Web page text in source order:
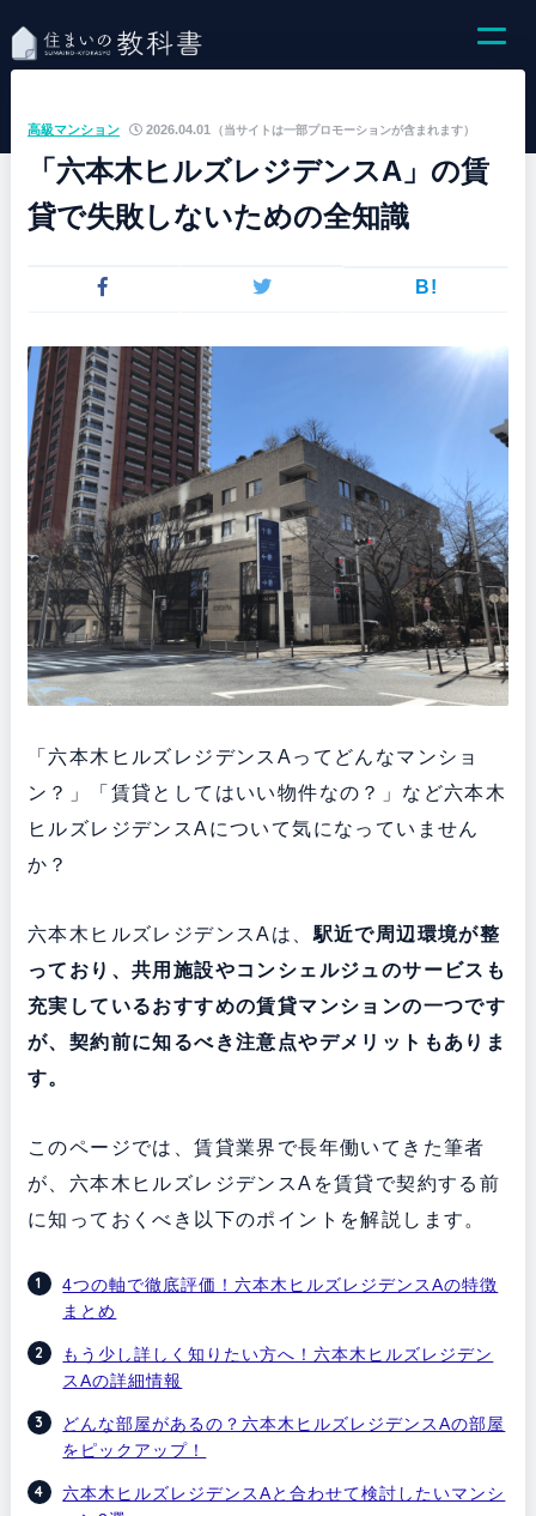
（当サイトは一部プロモーションが含まれます）
高級マンション 2026.04.01
「六本木ヒルズレジデンスA」の賃
貸で失敗しないための全知識
B!
「六本木ヒルズレジデンスAってどんなマンショ
ン？」「賃貸としてはいい物件なの？」など六本木
ヒルズレジデンスAについて気になっていません
か？
六本木ヒルズレジデンスAは、駅近で周辺環境が整
っており、共用施設やコンシェルジュのサービスも
充実しているおすすめの賃貸マンションの一つです
が、契約前に知るべき注意点やデメリットもありま
す。
このページでは、賃貸業界で長年働いてきた筆者
が、六本木ヒルズレジデンスAを賃貸で契約する前
に知っておくべき以下のポイントを解説します。
4つの軸で徹底評価！六本木ヒルズレジデンスAの特徴
まとめ
もう少し詳しく知りたい方へ！六本木ヒルズレジデン
スAの詳細情報
どんな部屋があるの？六本木ヒルズレジデンスAの部屋
をピックアップ！
六本木ヒルズレジデンスAと合わせて検討したいマンシ